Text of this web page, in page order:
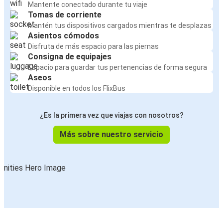
Mantente conectado durante tu viaje
Tomas de corriente
Mantén tus dispositivos cargados mientras te desplazas
Asientos cómodos
Disfruta de más espacio para las piernas
Consigna de equipajes
Espacio para guardar tus pertenencias de forma segura
Aseos
Disponible en todos los FlixBus
¿Es la primera vez que viajas con nosotros?
Más sobre nuestro servicio